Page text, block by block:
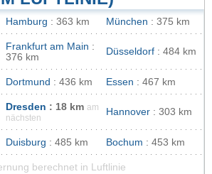
Hamburg : 363 km München : 375 km
Frankfurt am Main :
376 km
Düsseldorf : 484 km
Dortmund : 436 km Essen : 467 km
Dresden : 18 km am
nächsten
Hannover : 303 km
Duisburg : 485 km Bochum : 453 km
berechnet in Luftlinie